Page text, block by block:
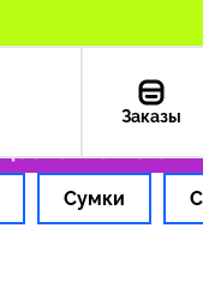
Заказы
из США
Сумки